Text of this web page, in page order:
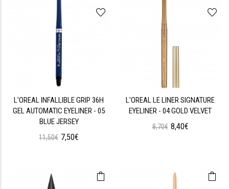
L'OREAL INFALLIBLE GRIP 36H
GEL AUTOMATIC EYELINER - 05
BLUE JERSEY
11,50€ 7,50€
L'OREAL LE LINER SIGNATURE
EYELINER - 04 GOLD VELVET
8,70€ 8,40€